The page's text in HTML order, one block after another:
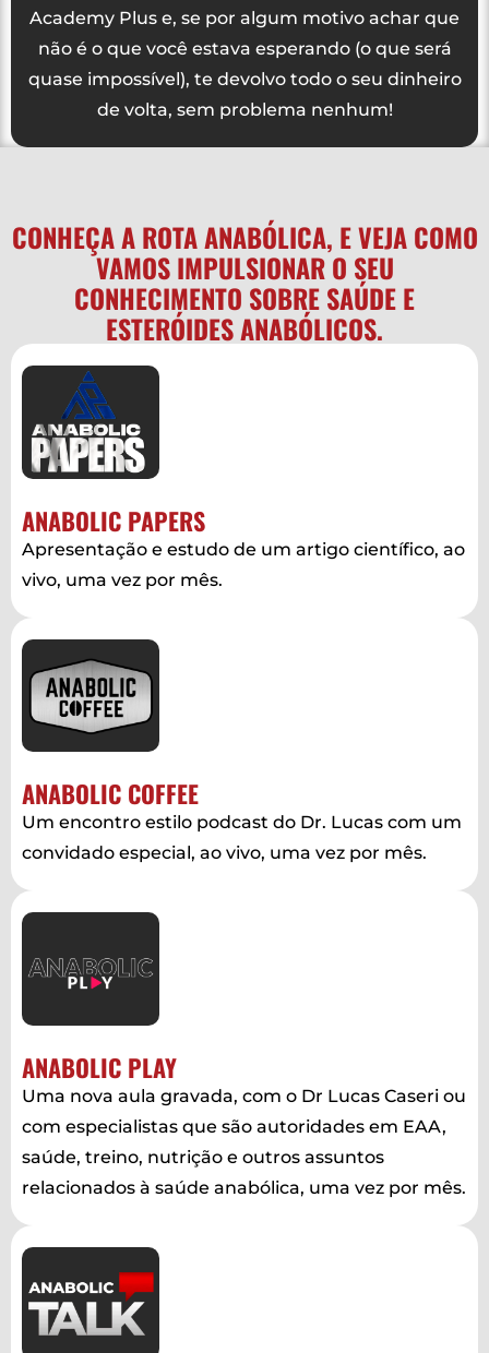
Academy Plus e, se por algum motivo achar que
não é o que você estava esperando (o que será
quase impossível), te devolvo todo o seu dinheiro
de volta, sem problema nenhum!
CONHEÇA A ROTA ANABÓLICA, E VEJA COMO
VAMOS IMPULSIONAR O SEU
CONHECIMENTO SOBRE SAÚDE E
ESTERÓIDES ANABÓLICOS.
ANABOLIC PAPERS
Apresentação e estudo de um artigo científico, ao
vivo, uma vez por mês.
ANABOLIC COFFEE
Um encontro estilo podcast do Dr. Lucas com um
convidado especial, ao vivo, uma vez por mês.
ANABOLIC PLAY
Uma nova aula gravada, com o Dr Lucas Caseri ou
com especialistas que são autoridades em EAA,
saúde, treino, nutrição e outros assuntos
relacionados à saúde anabólica, uma vez por mês.